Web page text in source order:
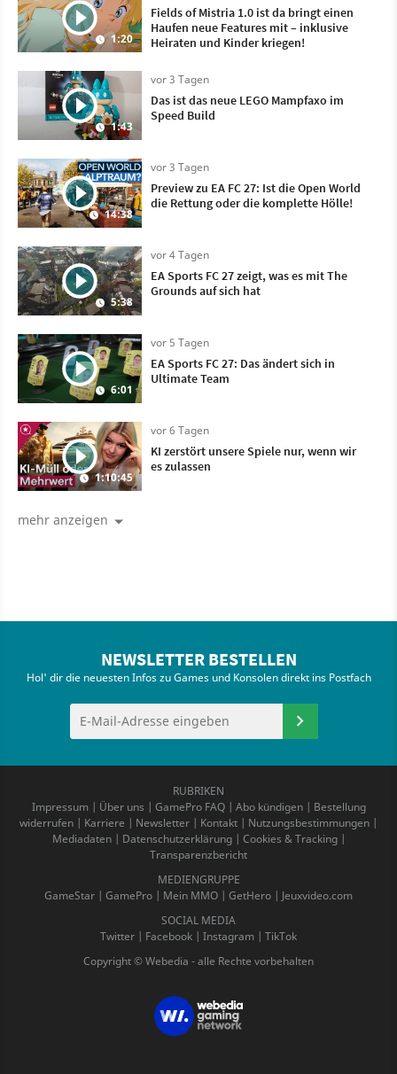
1:20
Fields of Mistria 1.0 ist da bringt einen
Haufen neue Features mit – inklusive
Heiraten und Kinder kriegen!
1:43
vor 3 Tagen
Das ist das neue LEGO Mampfaxo im
Speed Build
14:38
vor 3 Tagen
Preview zu EA FC 27: Ist die Open World
die Rettung oder die komplette Hölle!
5:38
vor 4 Tagen
EA Sports FC 27 zeigt, was es mit The
Grounds auf sich hat
6:01
vor 5 Tagen
EA Sports FC 27: Das ändert sich in
Ultimate Team
1:10:45
vor 6 Tagen
KI zerstört unsere Spiele nur, wenn wir
es zulassen
mehr anzeigen
NEWSLETTER BESTELLEN
Hol' dir die neuesten Infos zu Games und Konsolen direkt ins Postfach
RUBRIKEN
Impressum| Über uns | GamePro FAQ| Abo kündigen| Bestellung
widerrufen | Karriere | Newsletter | Kontakt | Nutzungsbestimmungen |
Mediadaten| Datenschutzerklärung| Cookies & Tracking|
Transparenzbericht
MEDIENGRUPPE
GameStar | GamePro | Mein MMO | GetHero | Jeuxvideo.com
SOCIAL MEDIA
Twitter | Facebook | Instagram | TikTok
Copyright © Webedia - alle Rechte vorbehalten